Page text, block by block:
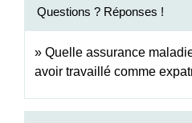
Questions ? Réponses !
Quelle assurance
avoir travaillé comme